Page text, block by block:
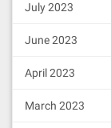
July 2023
June 2023
April 2023
March 2023